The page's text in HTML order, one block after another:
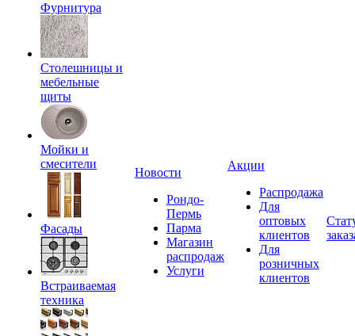
Фурнитура
Столешницы и
мебельные
щиты
Мойки и
смесители
Фасады
Встраиваемая
техника
Новости
Рондо-
Пермь
Парма
Магазин
распродаж
Услуги
Акции
Распродажа
Для
оптовых
клиентов
Для
розничных
клиентов